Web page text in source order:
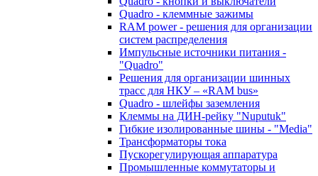
Quadro - клеммные зажимы
RAM power - решения для организации
систем распределения
Импульсные источники питания -
"Quadro"
Решения для организации шинных
трасс для НКУ – «RAM bus»
Quadro - шлейфы заземления
Клеммы на ДИН-рейку "Nuputuk"
Гибкие изолированные шины - "Media"
Трансформаторы тока
Пускорегулирующая аппаратура
Промышленные коммутаторы и